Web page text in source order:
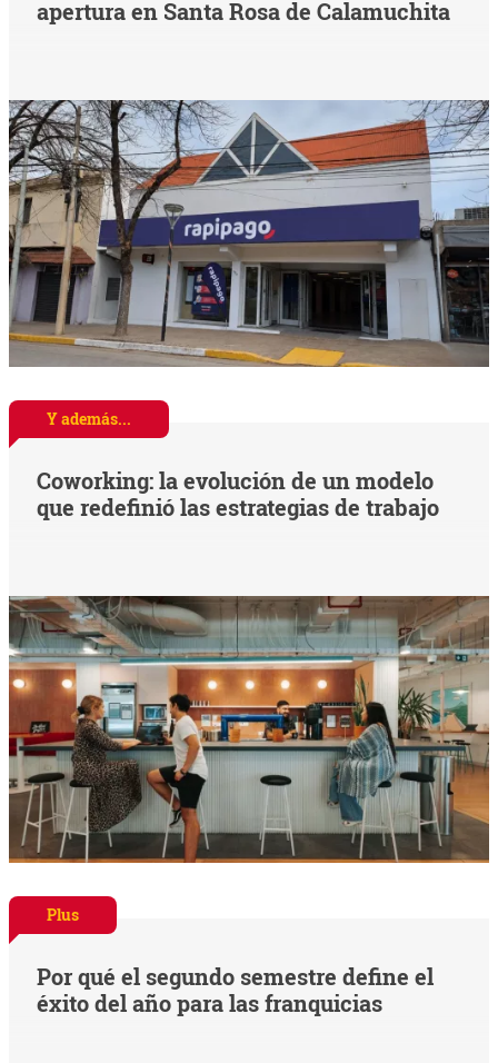
apertura en Santa Rosa de Calamuchita
Y además...
Coworking: la evolución de un modelo
que redefinió las estrategias de trabajo
Plus
Por qué el segundo semestre define el
éxito del año para las franquicias